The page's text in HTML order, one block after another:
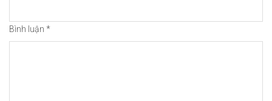
Bình luận *